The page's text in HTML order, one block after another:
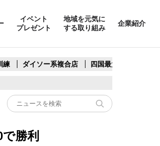
イベント
プレゼント
地域を元気に
する取り組み
企業紹介
練 ダイソー系複合店 四国最大スリコ
勝利